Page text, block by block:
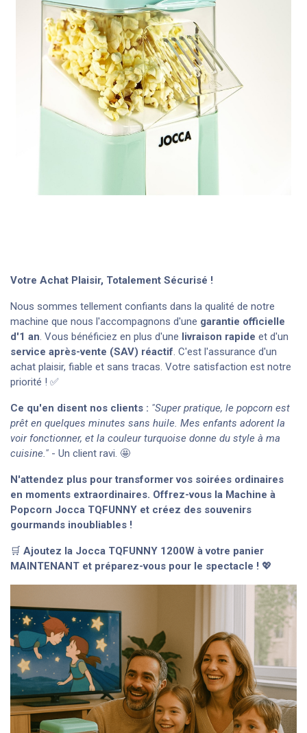
Votre Achat Plaisir, Totalement Sécurisé !
Nous sommes tellement confiants dans la qualité de notre
machine que nous l'accompagnons d'une garantie officielle
d'1 an. Vous bénéficiez en plus d'une livraison rapide et d'un
service après-vente (SAV) réactif. C'est l'assurance d'un
achat plaisir, fiable et sans tracas. Votre satisfaction est notre
priorité ! ✅
Ce qu'en disent nos clients : "Super pratique, le popcorn est
prêt en quelques minutes sans huile. Mes enfants adorent la
voir fonctionner, et la couleur turquoise donne du style à ma
cuisine." - Un client ravi. 🤩
N'attendez plus pour transformer vos soirées ordinaires
en moments extraordinaires. Offrez-vous la Machine à
Popcorn Jocca TQFUNNY et créez des souvenirs
gourmands inoubliables !
🛒 Ajoutez la Jocca TQFUNNY 1200W à votre panier
MAINTENANT et préparez-vous pour le spectacle ! 💖